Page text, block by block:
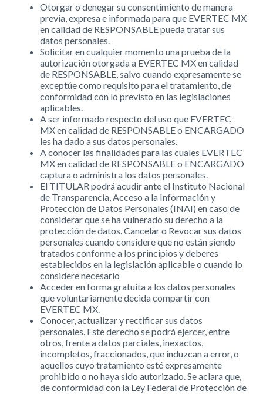
Otorgar o denegar su consentimiento de manera
previa, expresa e informada para que EVERTEC MX
en calidad de RESPONSABLE pueda tratar sus
datos personales.
Solicitar en cualquier momento una prueba de la
autorización otorgada a EVERTEC MX en calidad
de RESPONSABLE, salvo cuando expresamente se
exceptúe como requisito para el tratamiento, de
conformidad con lo previsto en las legislaciones
aplicables.
A ser informado respecto del uso que EVERTEC
MX en calidad de RESPONSABLE o ENCARGADO
les ha dado a sus datos personales.
A conocer las finalidades para las cuales EVERTEC
MX en calidad de RESPONSABLE o ENCARGADO
captura o administra los datos personales.
El TITULAR podrá acudir ante el Instituto Nacional
de Transparencia, Acceso a la Información y
Protección de Datos Personales (INAI) en caso de
considerar que se ha vulnerado su derecho a la
protección de datos. Cancelar o Revocar sus datos
personales cuando considere que no están siendo
tratados conforme a los principios y deberes
establecidos en la legislación aplicable o cuando lo
considere necesario
Acceder en forma gratuita a los datos personales
que voluntariamente decida compartir con
EVERTEC MX.
Conocer, actualizar y rectificar sus datos
personales. Este derecho se podrá ejercer, entre
otros, frente a datos parciales, inexactos,
incompletos, fraccionados, que induzcan a error, o
aquellos cuyo tratamiento esté expresamente
prohibido o no haya sido autorizado. Se aclara que,
de conformidad con la Ley Federal de Protección de